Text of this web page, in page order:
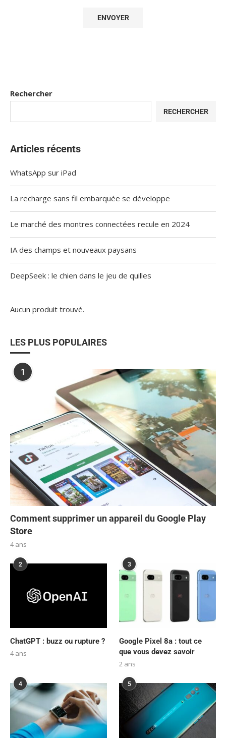
Rechercher
RECHERCHER
Articles récents
WhatsApp sur iPad
La recharge sans fil embarquée se développe
Le marché des montres connectées recule en 2024
IA des champs et nouveaux paysans
DeepSeek : le chien dans le jeu de quilles
Aucun produit trouvé.
LES PLUS POPULAIRES
1
Comment supprimer un appareil du Google Play
Store
4 ans
2
ChatGPT : buzz ou rupture ?
4 ans
3
Google Pixel 8a : tout ce
que vous devez savoir
2 ans
4 5